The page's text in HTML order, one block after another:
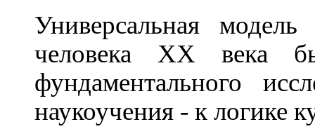
Универсальная
человека ХХ века
фундаментального
наукоучения - к логике